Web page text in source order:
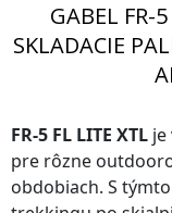
GABEL FR-
SKLADACIE
FR-5 FL LITE XTL je
pre rôzne
obdobiach. S